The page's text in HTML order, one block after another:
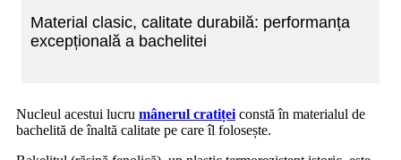
Material clasic, calitate durabilă: performanța
excepțională a bachelitei
Nucleul acestui lucru mânerul cratiței constă în materialul de
bachelită de înaltă calitate pe care îl folosește.